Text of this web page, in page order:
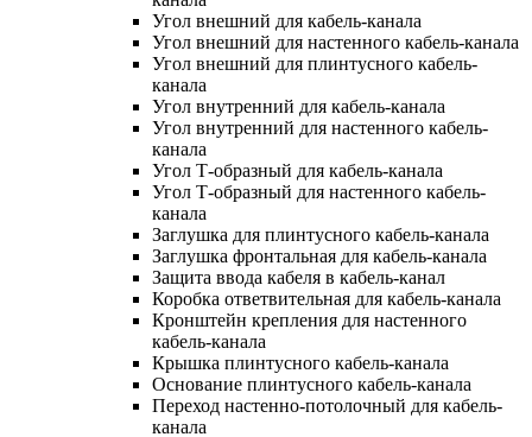
Угол внешний для кабель-канала
Угол внешний для настенного кабель-канала
Угол внешний для плинтусного кабель-
канала
Угол внутренний для кабель-канала
Угол внутренний для настенного кабель-
канала
Угол Т-образный для кабель-канала
Угол Т-образный для настенного кабель-
канала
Заглушка для плинтусного кабель-канала
Заглушка фронтальная для кабель-канала
Защита ввода кабеля в кабель-канал
Коробка ответвительная для кабель-канала
Кронштейн крепления для настенного
кабель-канала
Крышка плинтусного кабель-канала
Основание плинтусного кабель-канала
Переход настенно-потолочный для кабель-
канала